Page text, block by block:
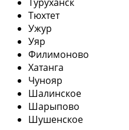
Тюхтет
Ужур
Уяр
Филимоново
Хатанга
Чунояр
Шалинское
Шарыпово
Шушенское